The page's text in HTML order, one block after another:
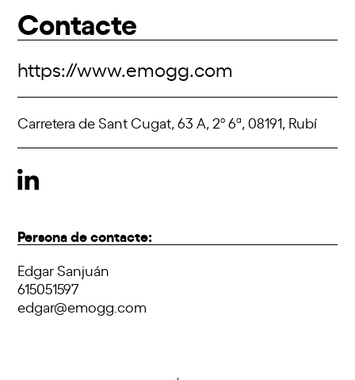
Contacte
https://www.emogg.com
Carretera de Sant Cugat, 63 A, 2º 6ª, 08191, Rubí
Persona de contacte:
Edgar Sanjuán
615051597
edgar@emogg.com